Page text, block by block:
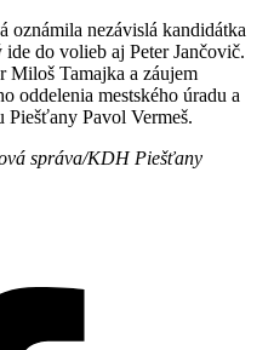
oznámila nezávislá kandidátka
do volieb aj Peter Jančovič.
Miloš Tamajka a záujem
oddelenia mestského úradu a
Pavol Vermeš.
správa/KDH Piešťany